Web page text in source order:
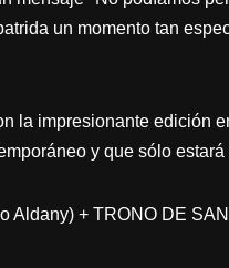
un momento tan
la impresionante edición
y que sólo
Aldany) + TRONO DE